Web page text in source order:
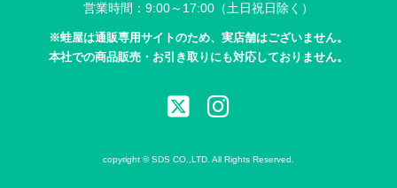
営業時間：9:00～17:00（土日祝日除く）
※蛙屋は通販専用サイトのため、実店舗はございません。
本社での商品販売・お引き取りにも対応しておりません。
copyright © SDS CO.,LTD. All Rights Reserved.